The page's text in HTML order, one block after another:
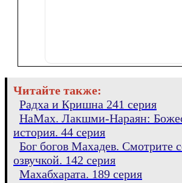
Читайте также:
Радха и Кришна 241 серия
НаМах. Лакшми-Нараян:
история. 44 серия
Бог богов Махадев. Смотрите
озвучкой. 142 серия
Махабхарата. 189 серия